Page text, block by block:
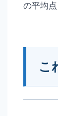
の平均
こ